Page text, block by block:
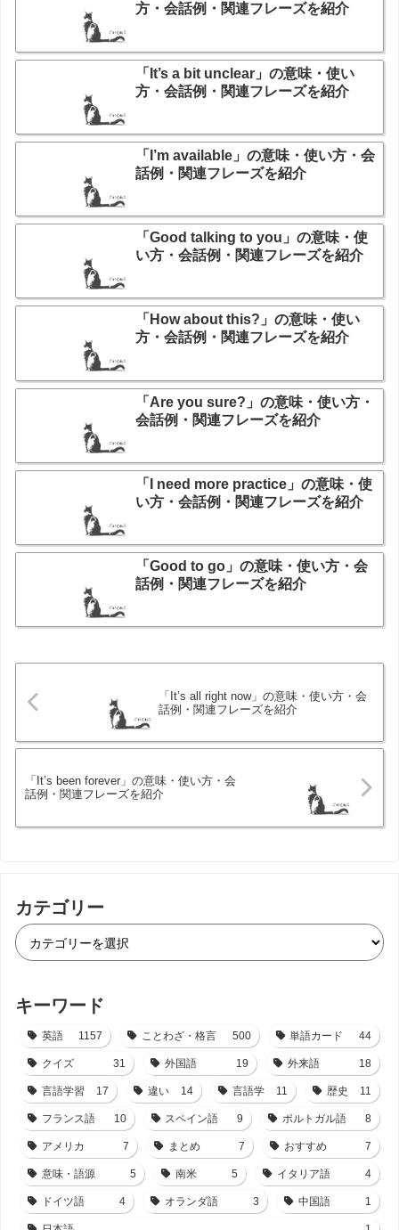
方・会話例・関連フレーズを紹介
「It’s a bit unclear」の意味・使い
方・会話例・関連フレーズを紹介
「I’m available」の意味・使い方・会
話例・関連フレーズを紹介
「Good talking to you」の意味・使
い方・会話例・関連フレーズを紹介
「How about this?」の意味・使い
方・会話例・関連フレーズを紹介
「Are you sure?」の意味・使い方・
会話例・関連フレーズを紹介
「I need more practice」の意味・使
い方・会話例・関連フレーズを紹介
「Good to go」の意味・使い方・会
話例・関連フレーズを紹介
「It’s all right now」の意味・使い方・会
話例・関連フレーズを紹介
「It’s been forever」の意味・使い方・会
話例・関連フレーズを紹介
カテゴリー
キーワード
英語 1157 ことわざ・格言 500 単語カード 44
クイズ 31 外国語 19 外来語 18
言語学習 17 違い 14 言語学 11 歴史 11
フランス語 10 スペイン語 9 ポルトガル語 8
アメリカ 7 まとめ 7 おすすめ 7
意味・語源 5 南米 5 イタリア語 4
ドイツ語 4 オランダ語 3 中国語 1